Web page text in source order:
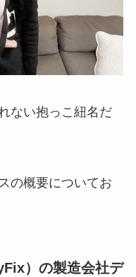
ない抱っこ紐名だ
の概要についてお
）の製造会社デ